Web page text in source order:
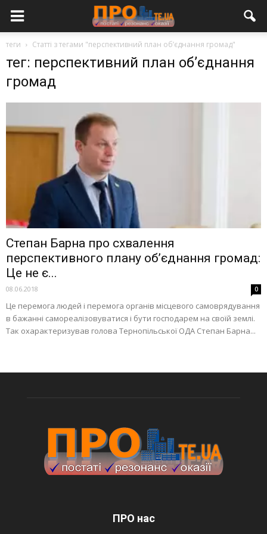
теги Статті з тегами "перспективний план об’єднання громад"
тег: перспективний план об’єднання
громад
Степан Барна про схвалення
перспективного плану об’єднання громад:
Це не є...
08.06.2018 0
Це перемога людей і перемога органів місцевого самоврядування
в бажанні самореалізовуватися і бути господарем на своїй землі.
Так охарактеризував голова Тернопільської ОДА Степан Барна...
ПРО нас